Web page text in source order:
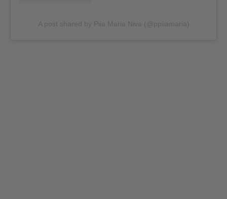
A post shared by Piia Maria Niva (@ppiiamaria)